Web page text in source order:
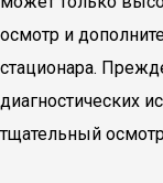
осмотр и
стационара.
диагностических
тщательный